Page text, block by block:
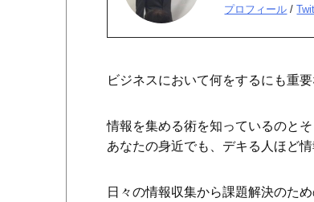
プロフィール /
ビジネスにおいて何をするにも重
情報を集める術を知っているのと
あなたの身近でも、デキる人ほど
日々の情報収集から課題解決のた